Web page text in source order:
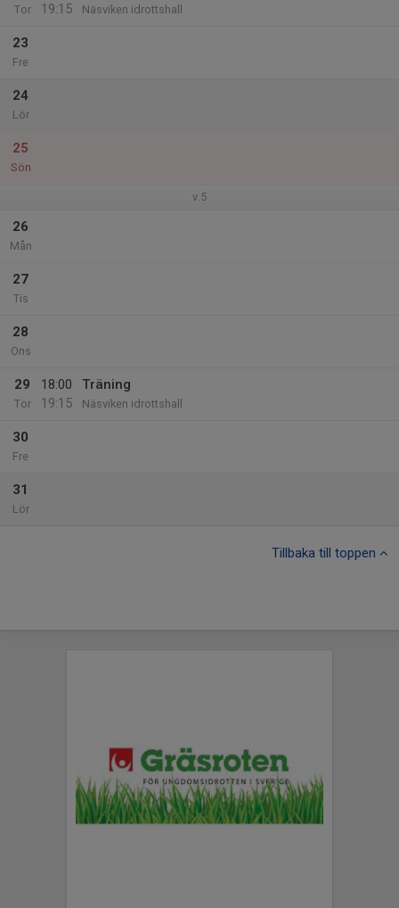
Tor
19:15
Näsviken idrottshall
23
Fre
24
Lör
25
Sön
v.5
26
Mån
27
Tis
28
Ons
29
Tor
18:00
19:15
Träning
Näsviken idrottshall
30
Fre
31
Lör
Tillbaka till toppen